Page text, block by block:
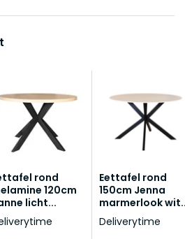
rond
120cm
licht...
Eettafel rond
150cm Jenna
marmerlook
Deliverytime